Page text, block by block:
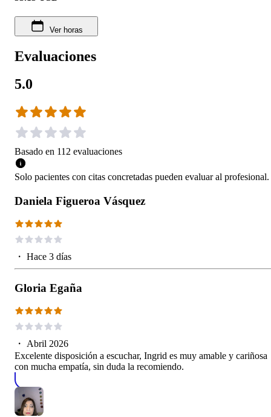
Ver horas
Evaluaciones
5.0
Basado en 112 evaluaciones
Solo pacientes con citas concretadas pueden evaluar al profesional.
Daniela Figueroa Vásquez
・ Hace 3 días
Gloria Egaña
・ Abril 2026
Excelente disposición a escuchar, Ingrid es muy amable y cariñosa
con mucha empatía, sin duda la recomiendo.